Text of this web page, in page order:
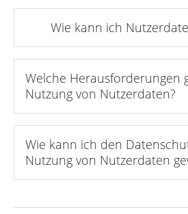
Wie kann ich
Welche Herausforderungen
Nutzung von Nutzerdaten?
Wie kann ich den
Nutzung von Nutzerdaten